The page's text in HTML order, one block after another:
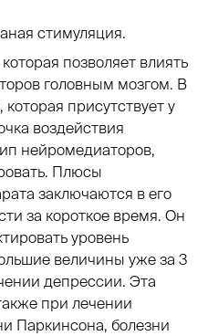
стимуляция.
позволяет влиять
головным мозгом. В
присутствует у
воздействия
нейромедиаторов,
Плюсы
заключаются в его
за короткое время. Он
уровень
величины уже за 3
депрессии. Эта
при лечении
Паркинсона, болезни